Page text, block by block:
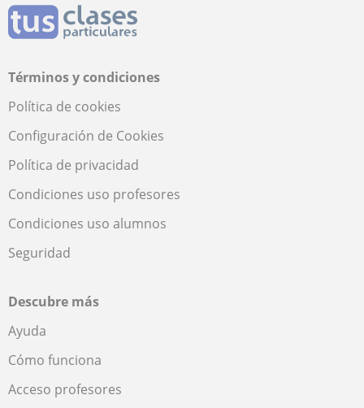
Términos y condiciones
Política de cookies
Configuración de Cookies
Política de privacidad
Condiciones uso profesores
Condiciones uso alumnos
Seguridad
Descubre más
Ayuda
Cómo funciona
Acceso profesores